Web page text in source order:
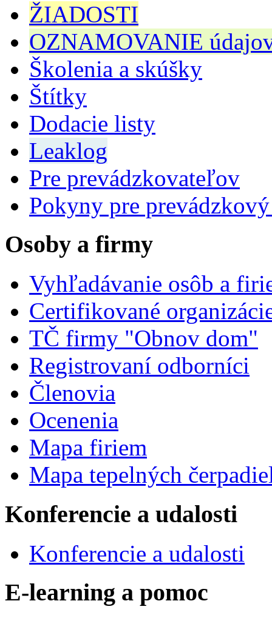
ŽIADOSTI
OZNAMOVANIE
Školenia a skúšky
Štítky
Dodacie listy
Leaklog
Pre prevádzkovateľov
Pokyny pre
Osoby a firmy
Vyhľadávanie osôb a
Certifikované
TČ firmy "Obnov dom"
Registrovaní odborníci
Členovia
Ocenenia
Mapa firiem
Mapa tepelných
Konferencie a udalosti
Konferencie a udalosti
E-learning a pomoc